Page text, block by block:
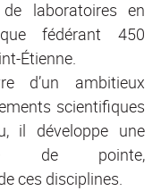
laboratoires en
fédérant 450
Étienne.
d’un ambitieux
scientifiques
il développe une
de pointe,
ces disciplines.